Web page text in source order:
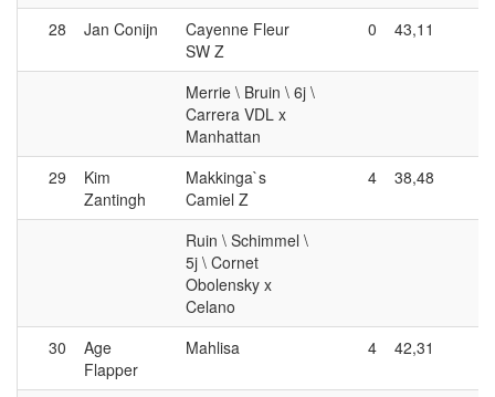
28
Jan Conijn
Cayenne Fleur
SW Z
0 43,11
Merrie \ Bruin \ 6j \
Carrera VDL x
Manhattan
29
Kim
Zantingh
Makkinga`s
Camiel Z
4 38,48
Ruin \ Schimmel \
5j \ Cornet
Obolensky x
Celano
30
Age
Flapper
Mahlisa 4 42,31